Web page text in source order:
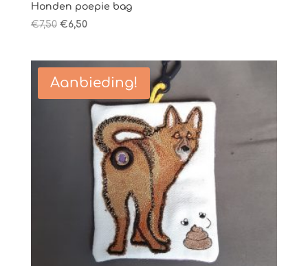
Honden poepie bag
€7,50 Oorspronkelijke
€6,50Huidige
Aanbieding!